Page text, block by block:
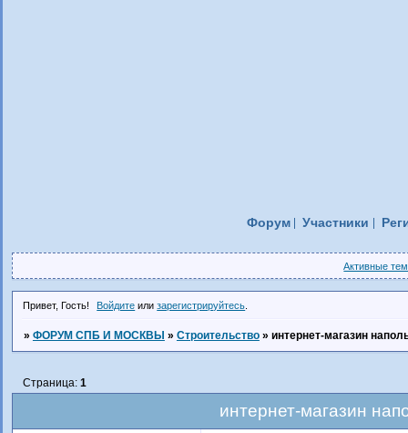
Форум Участники
Активные
Привет, Гость! Войдите илизарегистрируйтесь
» ФОРУМ СПБ И МОСКВЫ » Строительство » интернет-магазин
интернет-магазин
Страница: 1